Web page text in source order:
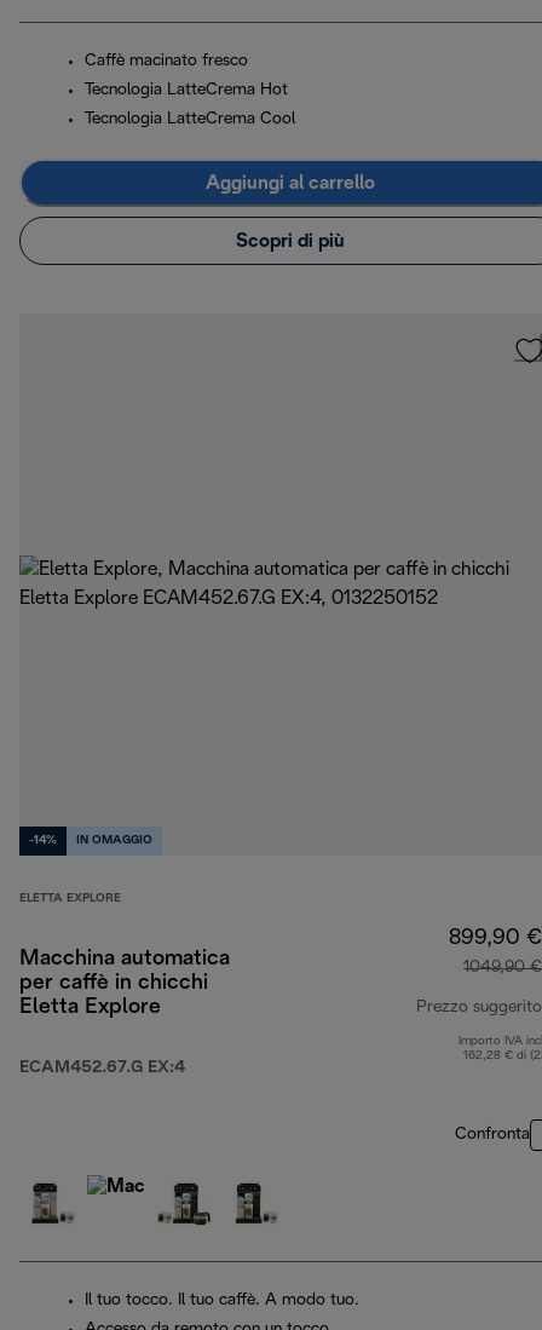
Caffè macinato fresco
Tecnologia LatteCrema Hot
Tecnologia LatteCrema Cool
Aggiungi al carrello
Scopri di più
-14% IN OMAGGIO
ELETTA EXPLORE
Macchina automatica
per caffè in chicchi
Eletta Explore
ECAM452.67.G EX:4
899,90 €
1049,90 €
Prezzo suggerito
Importo IVA
162,28 € di
Confronta
Il tuo tocco. Il tuo caffè. A modo tuo.